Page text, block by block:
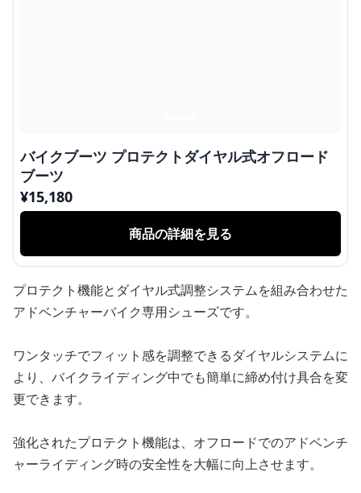
バイクブーツ プロテクトダイヤル式オフロード
ブーツ
¥15,180
商品の詳細を見る
プロテクト機能とダイヤル式調整システムを組み合わせた
アドベンチャーバイク専用シューズです。
ワンタッチでフィット感を調整できるダイヤルシステムに
より、バイクライディング中でも簡単に締め付け具合を変
更できます。
強化されたプロテクト機能は、オフロードでのアドベンチ
ャーライディング時の安全性を大幅に向上させます。